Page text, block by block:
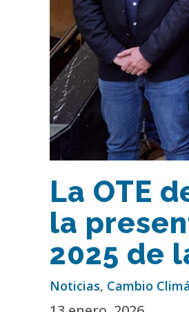
La OTE
la
2025 de
Noticias, Cambio